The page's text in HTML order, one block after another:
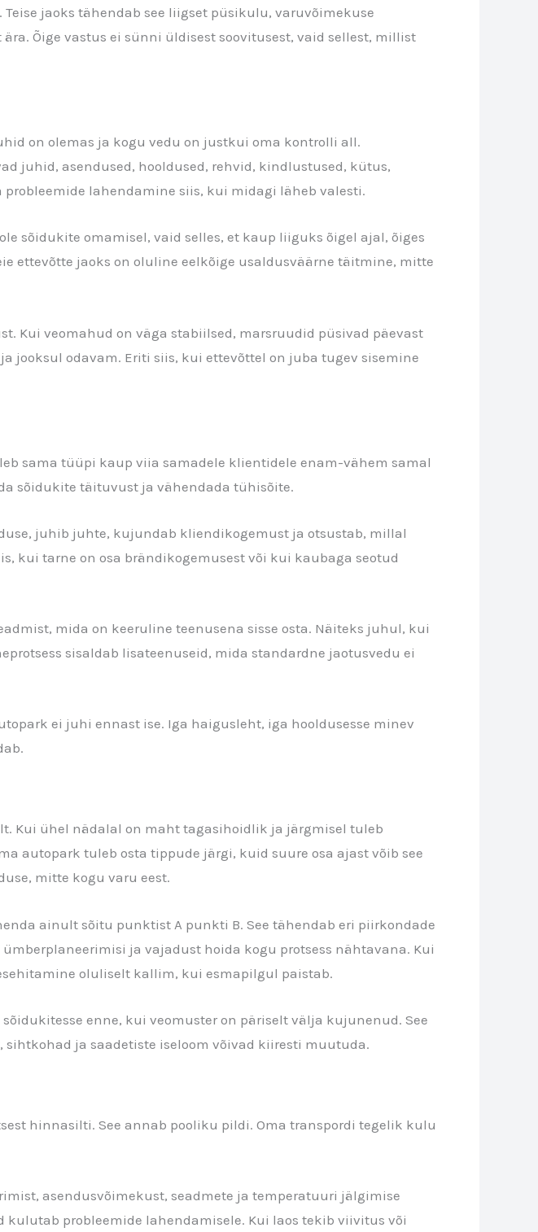
jaoks tähendab see liigset püsikulu, varuvõimekuse
Õige vastus ei sünni üldisest soovitusest, vaid sellest, millist
on olemas ja kogu vedu on justkui oma kontrolli all.
juhid, asendused, hooldused, rehvid, kindlustused, kütus,
lahendamine siis, kui midagi läheb valesti.
sõidukite omamisel, vaid selles, et kaup liiguks õigel ajal, õiges
ettevõtte jaoks on oluline eelkõige usaldusväärne täitmine, mitte
Kui veomahud on väga stabiilsed, marsruudid püsivad päevast
jooksul odavam. Eriti siis, kui ettevõttel on juba tugev sisemine
sama tüüpi kaup viia samadele klientidele enam-vähem samal
sõidukite täituvust ja vähendada tühisõite.
juhib juhte, kujundab kliendikogemust ja otsustab, millal
kui tarne on osa brändikogemusest või kui kaubaga seotud
mida on keeruline teenusena sisse osta. Näiteks juhul, kui
sisaldab lisateenuseid, mida standardne jaotusvedu ei
ei juhi ennast ise. Iga haigusleht, iga hooldusesse minev
Kui ühel nädalal on maht tagasihoidlik ja järgmisel tuleb
autopark tuleb osta tippude järgi, kuid suure osa ajast võib see
mitte kogu varu eest.
ainult sõitu punktist A punkti B. See tähendab eri piirkondade
ja vajadust hoida kogu protsess nähtavana. Kui
oluliselt kallim, kui esmapilgul paistab.
enne, kui veomuster on päriselt välja kujunenud. See
ja saadetiste iseloom võivad kiiresti muutuda.
hinnasilti. See annab pooliku pildi. Oma transpordi tegelik kulu
asendusvõimekust, seadmete ja temperatuuri jälgimise
probleemide lahendamisele. Kui laos tekib viivitus või